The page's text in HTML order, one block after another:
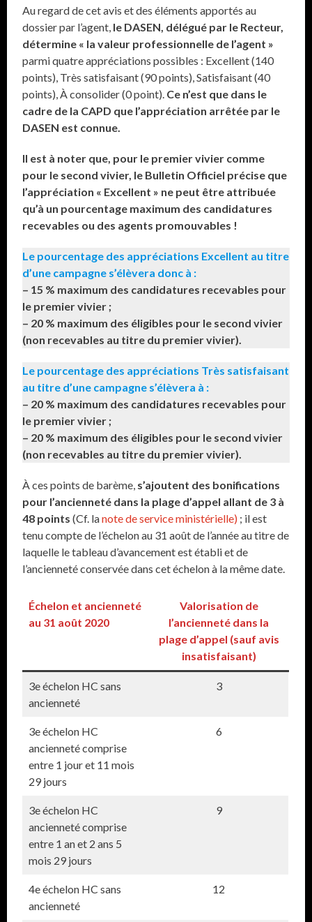
Au regard de cet avis et des éléments apportés au
dossier par l’agent, le DASEN, délégué par le Recteur,
détermine « la valeur professionnelle de l’agent »
parmi quatre appréciations possibles : Excellent (140
points), Très satisfaisant (90 points), Satisfaisant (40
points), À consolider (0 point). Ce n’est que dans le
cadre de la CAPD que l’appréciation arrêtée par le
DASEN est connue.
Il est à noter que, pour le premier vivier comme
pour le second vivier, le Bulletin Officiel précise que
l’appréciation « Excellent » ne peut être attribuée
qu’à un pourcentage maximum des candidatures
recevables ou des agents promouvables !
Le pourcentage des appréciations Excellent au titre
d’une campagne s’élèvera donc à :
– 15 % maximum des candidatures recevables pour
le premier vivier ;
– 20 % maximum des éligibles pour le second vivier
(non recevables au titre du premier vivier).
Le pourcentage des appréciations Très satisfaisant
au titre d’une campagne s’élèvera à :
– 20 % maximum des candidatures recevables pour
le premier vivier ;
– 20 % maximum des éligibles pour le second vivier
(non recevables au titre du premier vivier).
À ces points de barème, s’ajoutent des bonifications
pour l’ancienneté dans la plage d’appel allant de 3 à
48 points (Cf. lanote de service ministérielle) ; il est
tenu compte de l’échelon au 31 août de l’année au titre de
laquelle le tableau d’avancement est établi et de
l’ancienneté conservée dans cet échelon à la même date.
Échelon et ancienneté
au 31 août 2020
Valorisation de
l’ancienneté dans la
plage d’appel (sauf avis
insatisfaisant)
3e échelon HC sans
ancienneté
3
3e échelon HC
ancienneté comprise
entre 1 jour et 11 mois
29 jours
6
3e échelon HC
ancienneté comprise
entre 1 an et 2 ans 5
mois 29 jours
9
4e échelon HC sans
ancienneté
12